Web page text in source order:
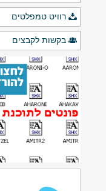
רוויט טמפלטים
בקשות לקבצים